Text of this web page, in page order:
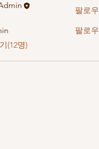
팔로우
팔로우
(12명)